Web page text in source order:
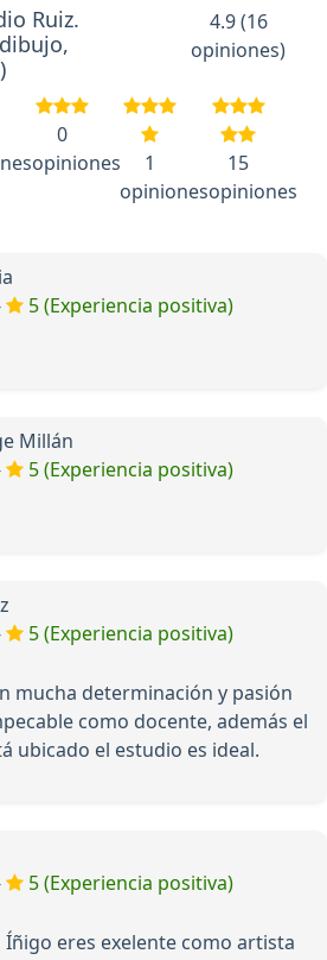
Ruiz.
4.9 (16
opiniones)
0
opiniones
1
opiniones
15
opiniones
5 (Experiencia positiva)
Millán
5 (Experiencia positiva)
5 (Experiencia positiva)
mucha determinación y pasión
como docente, además el
ubicado el estudio es ideal.
5 (Experiencia positiva)
Íñigo eres exelente como artista